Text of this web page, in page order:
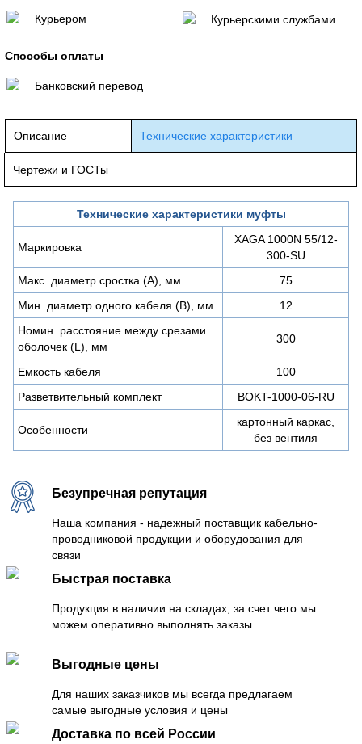
Курьером
Курьерскими службами
Способы оплаты
Банковский перевод
Описание Технические характеристики
Чертежи и ГОСТы
Технические характеристики муфты
Маркировка
XAGA 1000N 55/12-
300-SU
Макс. диаметр сростка (А), мм
75
Мин. диаметр одного кабеля (В), мм
12
Номин. расстояние между срезами
оболочек (L), мм
300
Емкость кабеля
100
Разветвительный комплект
BOKT-1000-06-RU
Особенности
картонный каркас,
без вентиля
Безупречная репутация
Наша компания - надежный поставщик кабельно-
проводниковой продукции и оборудования для
связи
Быстрая поставка
Продукция в наличии на складах, за счет чего мы
можем оперативно выполнять заказы
Выгодные цены
Для наших заказчиков мы всегда предлагаем
самые выгодные условия и цены
Доставка по всей России